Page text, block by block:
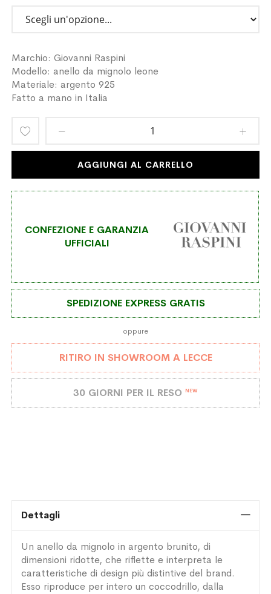
Marchio: Giovanni Raspini
Modello: anello da mignolo leone
Materiale: argento 925
Fatto a mano in Italia
Aggiungi
lista
AGGIUNGI AL CARRELLO
CONFEZIONE E GARANZIA
UFFICIALI
SPEDIZIONE EXPRESS GRATIS
oppure
RITIRO IN SHOWROOM A LECCE
30 GIORNI PER IL RESO NEW
Dettagli
Un anello da mignolo in argento brunito, di
dimensioni ridotte, che riflette e interpreta le
caratteristiche di design più distintive del brand.
Esso riproduce per intero un coccodrillo, dalla